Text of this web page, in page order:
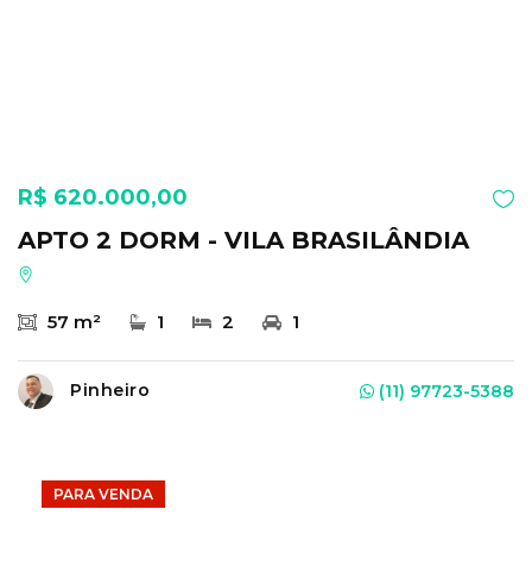
R$ 620.000,00
APTO 2 DORM - VILA BRASILÂNDIA
57 m² 1 2 1
Pinheiro (11) 97723-5388
PARA VENDA